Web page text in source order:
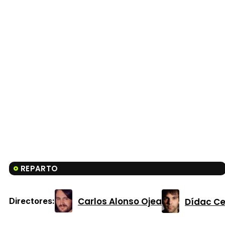
REPARTO
Directores: Carlos Alonso Ojea Dídac